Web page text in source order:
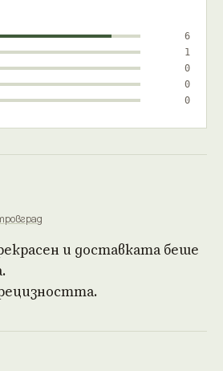
6
1
0
0
0
и доставката беше